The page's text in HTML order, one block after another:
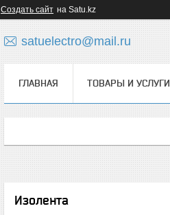
Создать сайт на Satu.kz
satuelectro@mail.ru
ГЛАВНАЯ ТОВАРЫ И УСЛУГИ
Изолента